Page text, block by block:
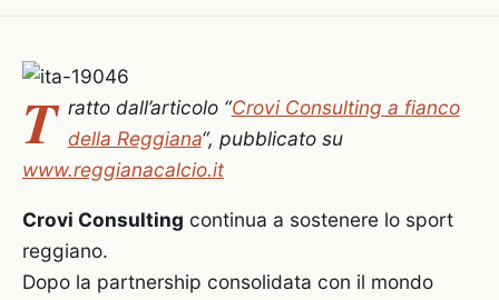
T ratto dall’articolo “Crovi Consulting a fianco
della Reggiana“, pubblicato su
www.reggianacalcio.it
Crovi Consulting continua a sostenere lo sport
reggiano.
Dopo la partnership consolidata con il mondo